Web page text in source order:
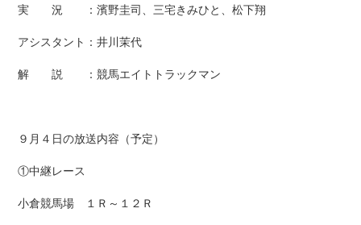
実 況 ：濱野圭司、三宅きみひと、松下翔
アシスタント：井川茉代
解 説 ：競馬エイトトラックマン
９月４日の放送内容（予定）
①中継レース
小倉競馬場 １Ｒ～１２Ｒ